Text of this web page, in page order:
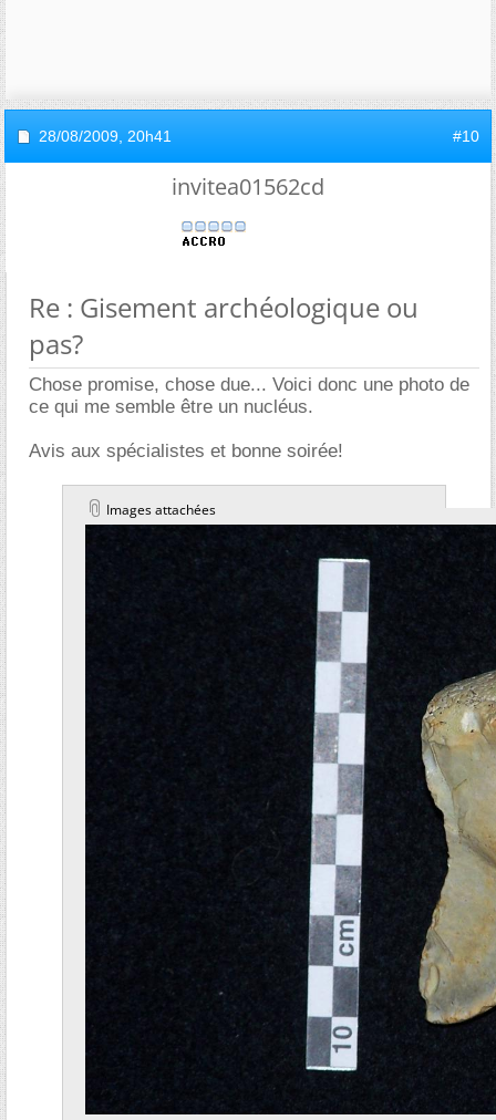
28/08/2009, 20h41 #10
invitea01562cd
Re : Gisement archéologique ou
pas?
Chose promise, chose due... Voici donc une photo de
ce qui me semble être un nucléus.
Avis aux spécialistes et bonne soirée!
Images attachées